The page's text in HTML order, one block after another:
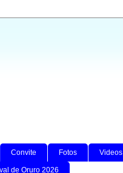
Convite Fotos Videos
de Oruro 2026